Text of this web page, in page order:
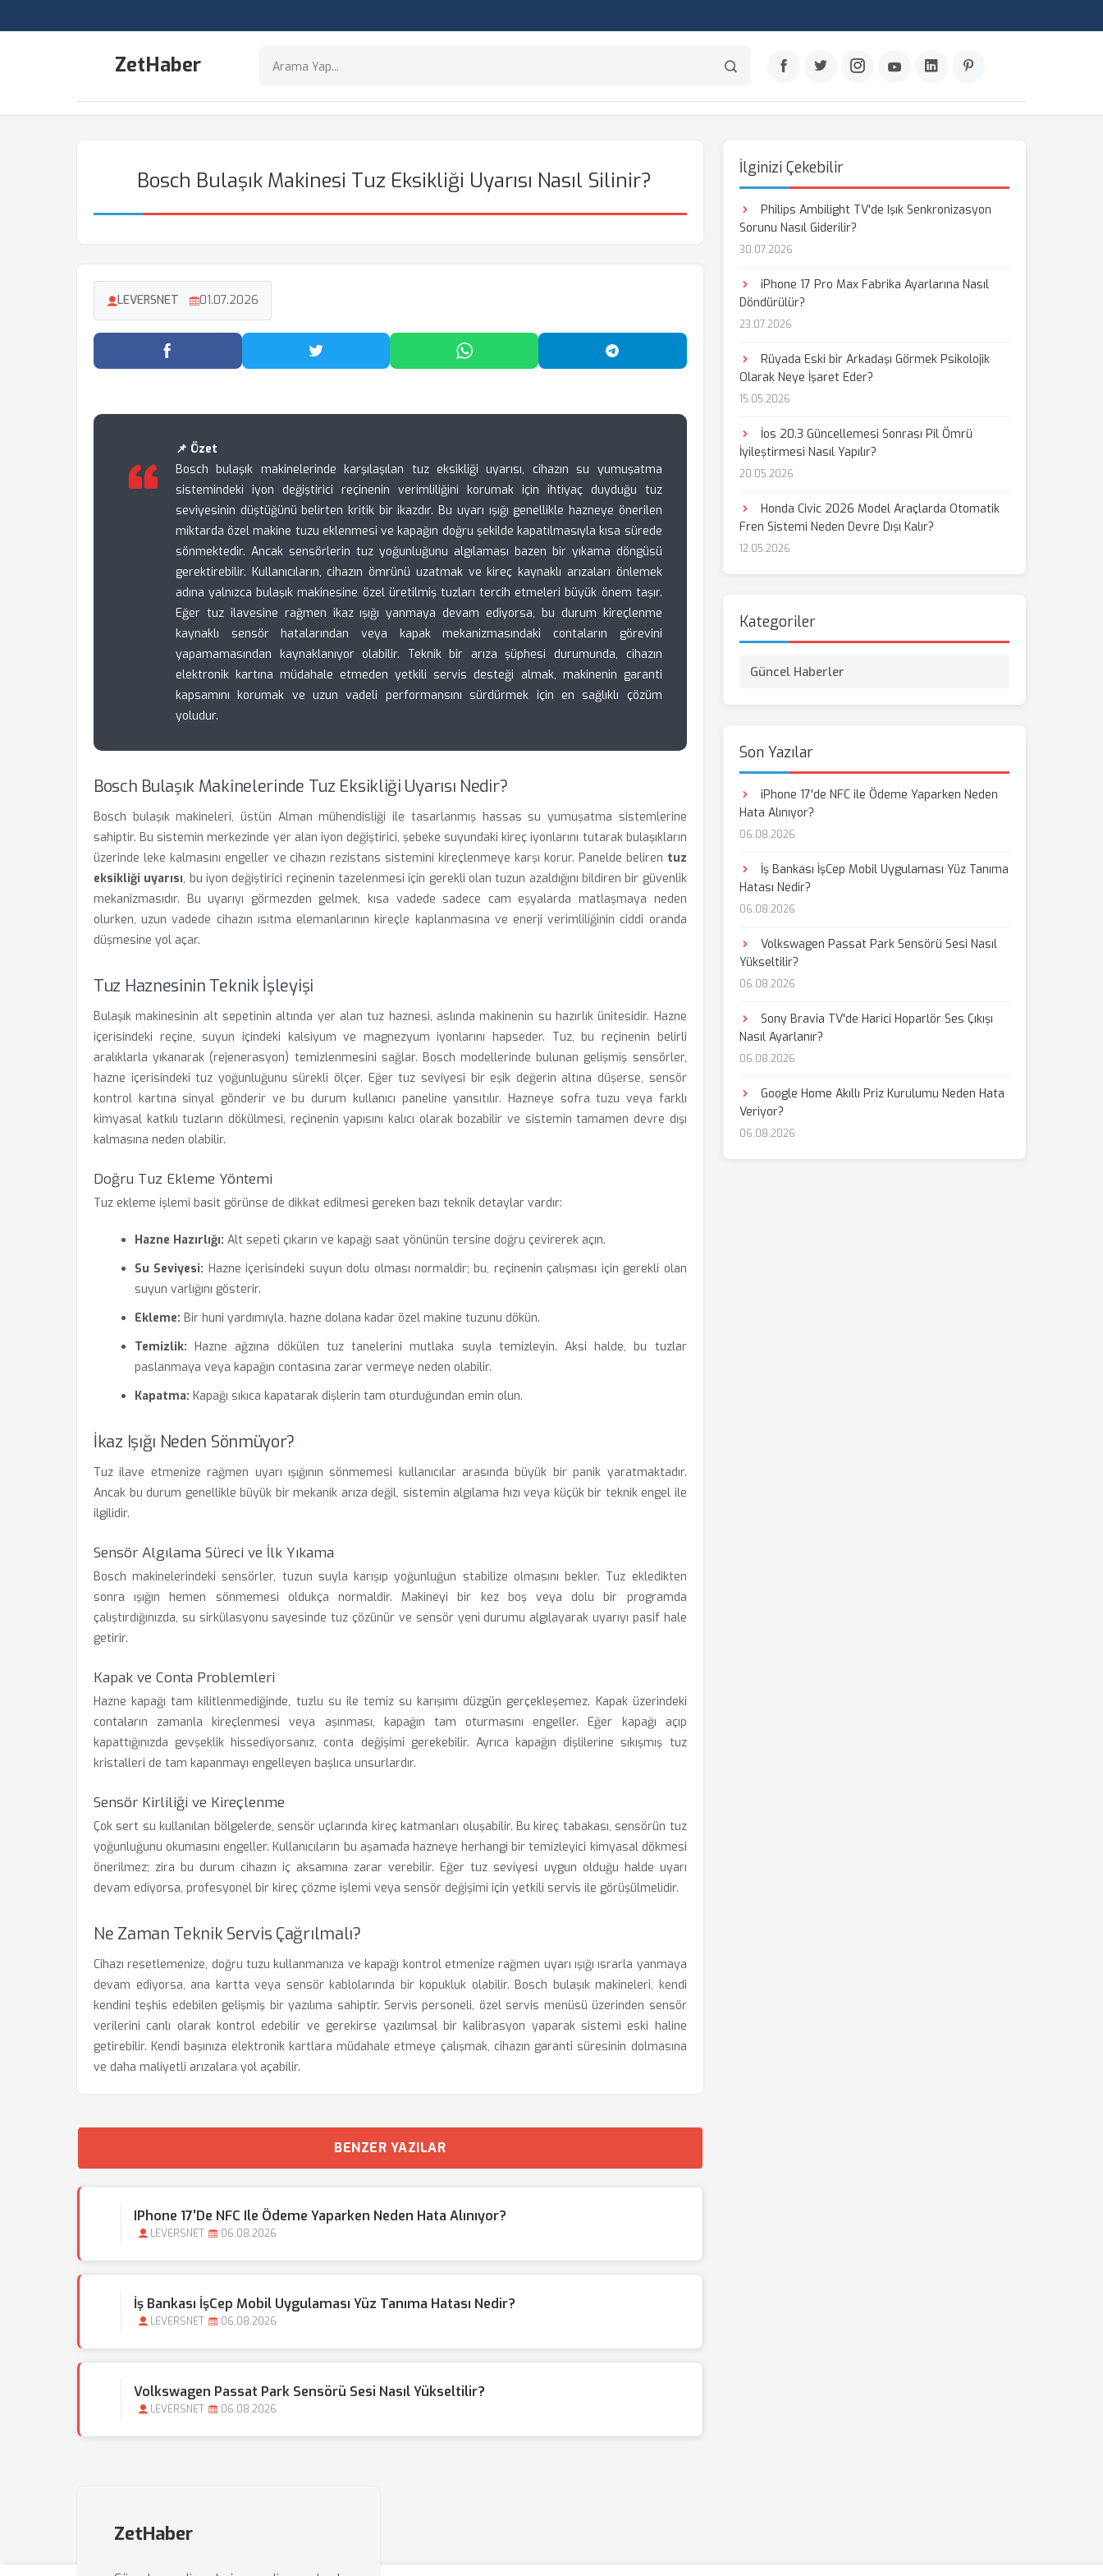
ZetHaber
Bosch Bulaşık Makinesi Tuz Eksikliği Uyarısı Nasıl Silinir?
LEVERSNET 01.07.2026
Facebook'ta Paylaş Twitter'da Paylaş WhatsApp'ta Paylaş Telegram'da Paylaş
📌 Özet
Bosch bulaşık makinelerinde karşılaşılan tuz eksikliği uyarısı, cihazın su yumuşatma
sistemindeki iyon değiştirici reçinenin verimliliğini korumak için ihtiyaç duyduğu tuz
seviyesinin düştüğünü belirten kritik bir ikazdır. Bu uyarı ışığı genellikle hazneye önerilen
miktarda özel makine tuzu eklenmesi ve kapağın doğru şekilde kapatılmasıyla kısa sürede
sönmektedir. Ancak sensörlerin tuz yoğunluğunu algılaması bazen bir yıkama döngüsü
gerektirebilir. Kullanıcıların, cihazın ömrünü uzatmak ve kireç kaynaklı arızaları önlemek
adına yalnızca bulaşık makinesine özel üretilmiş tuzları tercih etmeleri büyük önem taşır.
Eğer tuz ilavesine rağmen ikaz ışığı yanmaya devam ediyorsa, bu durum kireçlenme
kaynaklı sensör hatalarından veya kapak mekanizmasındaki contaların görevini
yapamamasından kaynaklanıyor olabilir. Teknik bir arıza şüphesi durumunda, cihazın
elektronik kartına müdahale etmeden yetkili servis desteği almak, makinenin garanti
kapsamını korumak ve uzun vadeli performansını sürdürmek için en sağlıklı çözüm
yoludur.
Bosch Bulaşık Makinelerinde Tuz Eksikliği Uyarısı Nedir?
Bosch bulaşık makineleri, üstün Alman mühendisliği ile tasarlanmış hassas su yumuşatma sistemlerine
sahiptir. Bu sistemin merkezinde yer alan iyon değiştirici, şebeke suyundaki kireç iyonlarını tutarak bulaşıkların
üzerinde leke kalmasını engeller ve cihazın rezistans sistemini kireçlenmeye karşı korur. Panelde beliren tuz
eksikliği uyarısı, bu iyon değiştirici reçinenin tazelenmesi için gerekli olan tuzun azaldığını bildiren bir güvenlik
mekanizmasıdır. Bu uyarıyı görmezden gelmek, kısa vadede sadece cam eşyalarda matlaşmaya neden
olurken, uzun vadede cihazın ısıtma elemanlarının kireçle kaplanmasına ve enerji verimliliğinin ciddi oranda
düşmesine yol açar.
Tuz Haznesinin Teknik İşleyişi
Bulaşık makinesinin alt sepetinin altında yer alan tuz haznesi, aslında makinenin su hazırlık ünitesidir. Hazne
içerisindeki reçine, suyun içindeki kalsiyum ve magnezyum iyonlarını hapseder. Tuz, bu reçinenin belirli
aralıklarla yıkanarak (rejenerasyon) temizlenmesini sağlar. Bosch modellerinde bulunan gelişmiş sensörler,
hazne içerisindeki tuz yoğunluğunu sürekli ölçer. Eğer tuz seviyesi bir eşik değerin altına düşerse, sensör
kontrol kartına sinyal gönderir ve bu durum kullanıcı paneline yansıtılır. Hazneye sofra tuzu veya farklı
kimyasal katkılı tuzların dökülmesi, reçinenin yapısını kalıcı olarak bozabilir ve sistemin tamamen devre dışı
kalmasına neden olabilir.
Doğru Tuz Ekleme Yöntemi
Tuz ekleme işlemi basit görünse de dikkat edilmesi gereken bazı teknik detaylar vardır:
Hazne Hazırlığı: Alt sepeti çıkarın ve kapağı saat yönünün tersine doğru çevirerek açın.
Su Seviyesi: Hazne içerisindeki suyun dolu olması normaldir; bu, reçinenin çalışması için gerekli olan
suyun varlığını gösterir.
Ekleme: Bir huni yardımıyla, hazne dolana kadar özel makine tuzunu dökün.
Temizlik: Hazne ağzına dökülen tuz tanelerini mutlaka suyla temizleyin. Aksi halde, bu tuzlar
paslanmaya veya kapağın contasına zarar vermeye neden olabilir.
Kapatma: Kapağı sıkıca kapatarak dişlerin tam oturduğundan emin olun.
İkaz Işığı Neden Sönmüyor?
Tuz ilave etmenize rağmen uyarı ışığının sönmemesi kullanıcılar arasında büyük bir panik yaratmaktadır.
Ancak bu durum genellikle büyük bir mekanik arıza değil, sistemin algılama hızı veya küçük bir teknik engel ile
ilgilidir.
Sensör Algılama Süreci ve İlk Yıkama
Bosch makinelerindeki sensörler, tuzun suyla karışıp yoğunluğun stabilize olmasını bekler. Tuz ekledikten
sonra ışığın hemen sönmemesi oldukça normaldir. Makineyi bir kez boş veya dolu bir programda
çalıştırdığınızda, su sirkülasyonu sayesinde tuz çözünür ve sensör yeni durumu algılayarak uyarıyı pasif hale
getirir.
Kapak ve Conta Problemleri
Hazne kapağı tam kilitlenmediğinde, tuzlu su ile temiz su karışımı düzgün gerçekleşemez. Kapak üzerindeki
contaların zamanla kireçlenmesi veya aşınması, kapağın tam oturmasını engeller. Eğer kapağı açıp
kapattığınızda gevşeklik hissediyorsanız, conta değişimi gerekebilir. Ayrıca kapağın dişlilerine sıkışmış tuz
kristalleri de tam kapanmayı engelleyen başlıca unsurlardır.
Sensör Kirliliği ve Kireçlenme
Çok sert su kullanılan bölgelerde, sensör uçlarında kireç katmanları oluşabilir. Bu kireç tabakası, sensörün tuz
yoğunluğunu okumasını engeller. Kullanıcıların bu aşamada hazneye herhangi bir temizleyici kimyasal dökmesi
önerilmez; zira bu durum cihazın iç aksamına zarar verebilir. Eğer tuz seviyesi uygun olduğu halde uyarı
devam ediyorsa, profesyonel bir kireç çözme işlemi veya sensör değişimi için yetkili servis ile görüşülmelidir.
Ne Zaman Teknik Servis Çağrılmalı?
Cihazı resetlemenize, doğru tuzu kullanmanıza ve kapağı kontrol etmenize rağmen uyarı ışığı ısrarla yanmaya
devam ediyorsa, ana kartta veya sensör kablolarında bir kopukluk olabilir. Bosch bulaşık makineleri, kendi
kendini teşhis edebilen gelişmiş bir yazılıma sahiptir. Servis personeli, özel servis menüsü üzerinden sensör
verilerini canlı olarak kontrol edebilir ve gerekirse yazılımsal bir kalibrasyon yaparak sistemi eski haline
getirebilir. Kendi başınıza elektronik kartlara müdahale etmeye çalışmak, cihazın garanti süresinin dolmasına
ve daha maliyetli arızalara yol açabilir.
BENZER YAZILAR
IPhone 17'de NFC Ile Ödeme Yaparken Neden Hata Alınıyor?
LEVERSNET 06.08.2026
İş Bankası İşCep Mobil Uygulaması Yüz Tanıma Hatası Nedir?
LEVERSNET 06.08.2026
Volkswagen Passat Park Sensörü Sesi Nasıl Yükseltilir?
LEVERSNET 06.08.2026
İlginizi Çekebilir
Philips Ambilight TV'de Işık Senkronizasyon
Sorunu Nasıl Giderilir?
30.07.2026
iPhone 17 Pro Max Fabrika Ayarlarına Nasıl
Döndürülür?
23.07.2026
Rüyada Eski bir Arkadaşı Görmek Psikolojik
Olarak Neye İşaret Eder?
15.05.2026
İos 20.3 Güncellemesi Sonrası Pil Ömrü
İyileştirmesi Nasıl Yapılır?
20.05.2026
Honda Civic 2026 Model Araçlarda Otomatik
Fren Sistemi Neden Devre Dışı Kalır?
12.05.2026
Kategoriler
Güncel Haberler
Son Yazılar
iPhone 17'de NFC ile Ödeme Yaparken Neden
Hata Alınıyor?
06.08.2026
İş Bankası İşCep Mobil Uygulaması Yüz Tanıma
Hatası Nedir?
06.08.2026
Volkswagen Passat Park Sensörü Sesi Nasıl
Yükseltilir?
06.08.2026
Sony Bravia TV'de Harici Hoparlör Ses Çıkışı
Nasıl Ayarlanır?
06.08.2026
Google Home Akıllı Priz Kurulumu Neden Hata
Veriyor?
06.08.2026
ZetHaber